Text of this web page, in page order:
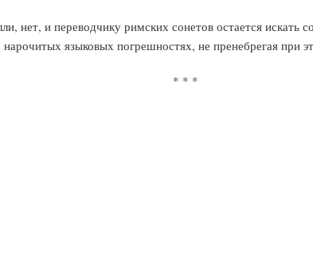
нет, и переводчику римских сонетов остается искать
языковых погрешностях, не пренебрегая при
* * *